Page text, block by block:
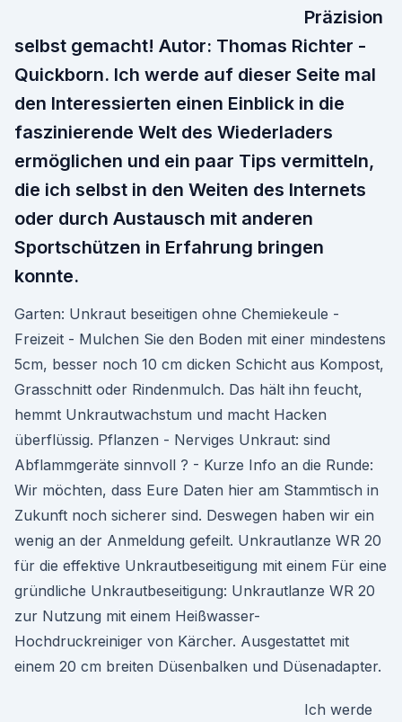
Präzision
selbst gemacht! Autor: Thomas Richter -
Quickborn. Ich werde auf dieser Seite mal
den Interessierten einen Einblick in die
faszinierende Welt des Wiederladers
ermöglichen und ein paar Tips vermitteln,
die ich selbst in den Weiten des Internets
oder durch Austausch mit anderen
Sportschützen in Erfahrung bringen
konnte.
Garten: Unkraut beseitigen ohne Chemiekeule -
Freizeit - Mulchen Sie den Boden mit einer mindestens
5cm, besser noch 10 cm dicken Schicht aus Kompost,
Grasschnitt oder Rindenmulch. Das hält ihn feucht,
hemmt Unkrautwachstum und macht Hacken
überflüssig. Pflanzen - Nerviges Unkraut: sind
Abflammgeräte sinnvoll ? - Kurze Info an die Runde:
Wir möchten, dass Eure Daten hier am Stammtisch in
Zukunft noch sicherer sind. Deswegen haben wir ein
wenig an der Anmeldung gefeilt. Unkrautlanze WR 20
für die effektive Unkrautbeseitigung mit einem Für eine
gründliche Unkrautbeseitigung: Unkrautlanze WR 20
zur Nutzung mit einem Heißwasser-
Hochdruckreiniger von Kärcher. Ausgestattet mit
einem 20 cm breiten Düsenbalken und Düsenadapter.
Ich werde